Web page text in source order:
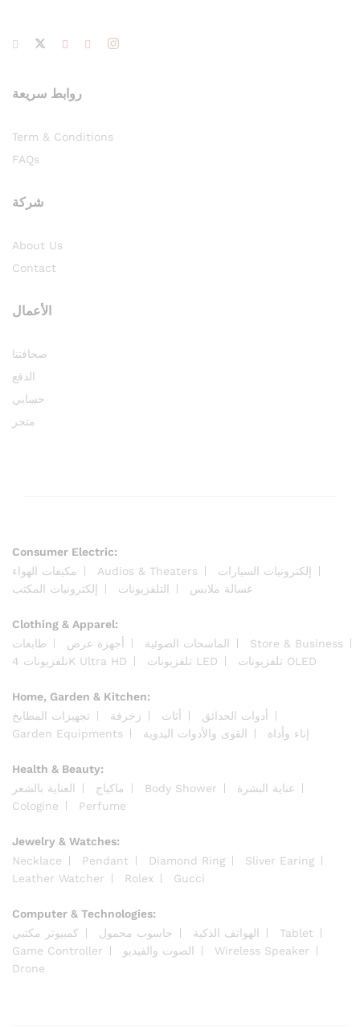
روابط سريعة
Term & Conditions
FAQs
شركة
About Us
Contact
الأعمال
صحافتنا
الدفع
حسابي
متجر
Consumer Electric:
مكيفات الهواء
Audios & Theaters
إلكترونيات السيارات
إلكترونيات المكتب
التلفزيونات غسالة ملابس
Clothing & Apparel:
طابعات
أجهزة عرض الماسحات الضوئية
Store & Business
تلفزيونات 4K Ultra HD
تلفزيونات LED تلفزيونات OLED
Home, Garden & Kitchen:
تجهيزات المطابخ
زخرفة أثاث
أدوات الحدائق
Garden Equipments
القوى والأدوات اليدوية إناء وأداة
Health & Beauty:
العناية بالشعر
ماكياج Body Shower
عناية البشرة
Cologine
Perfume
Jewelry & Watches:
Necklace
Pendant Diamond Ring
Sliver Earing
Leather Watcher
Rolex Gucci
Computer & Technologies:
كمبيوتر مكتبي
حاسوب محمول الهواتف الذكية
Tablet
Game Controller
الصوت والفيديو
Wireless Speaker
Drone